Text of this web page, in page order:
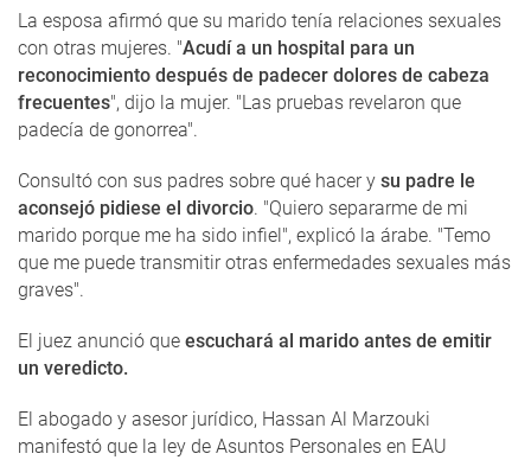
La esposa afirmó que su marido tenía relaciones sexuales
con otras mujeres. "Acudí a un hospital para un
reconocimiento después de padecer dolores de cabeza
frecuentes", dijo la mujer. "Las pruebas revelaron que
padecía de gonorrea".
Consultó con sus padres sobre qué hacer y su padre le
aconsejó pidiese el divorcio. "Quiero separarme de mi
marido porque me ha sido infiel", explicó la árabe. "Temo
que me puede transmitir otras enfermedades sexuales más
graves".
El juez anunció que escuchará al marido antes de emitir
un veredicto.
El abogado y asesor jurídico, Hassan Al Marzouki
manifestó que la ley de Asuntos Personales en EAU